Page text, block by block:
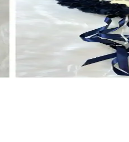
video çekimlerinize değer katan bu